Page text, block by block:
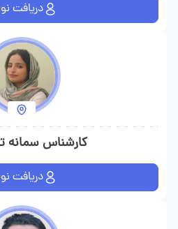
دریافت
کارشناس سمانه
دریافت